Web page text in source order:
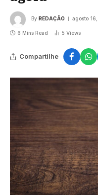
By REDAÇÃO agosto
6 Mins Read 5 Views
Compartilhe